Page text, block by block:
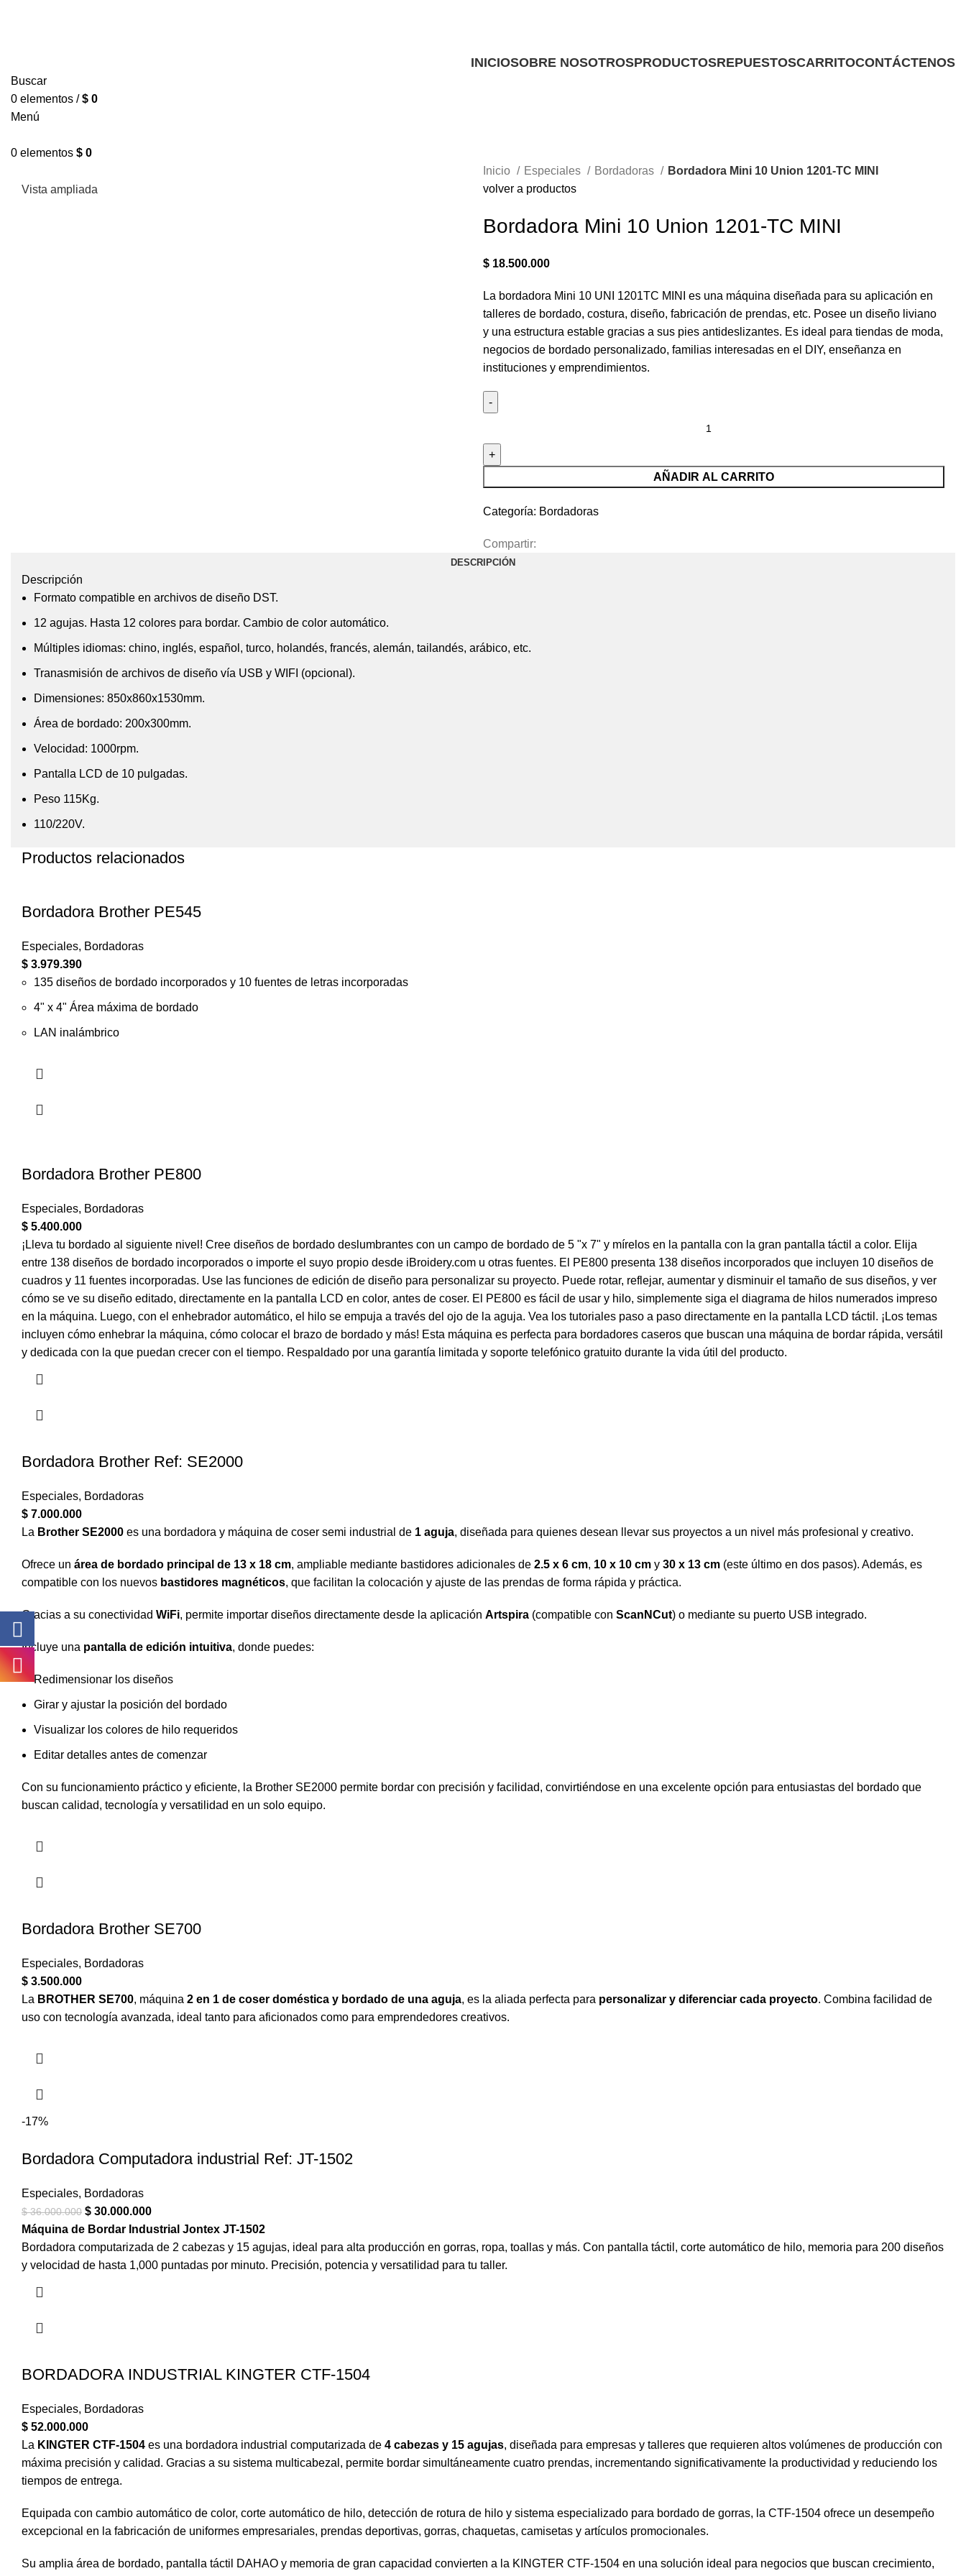
INICIOSOBRE NOSOTROSPRODUCTOSREPUESTOSCARRITOCONTÁCTENOS
Buscar
0 elementos / $ 0
Menú
0 elementos $ 0
Vista ampliada
Inicio Especiales Bordadoras
Bordadora Mini 10 Union 1201-TC MINI
volver a productos
Bordadora Mini 10 Union 1201-TC MINI
$ 18.500.000
La bordadora Mini 10 UNI 1201TC MINI es una máquina diseñada para su aplicación en
talleres de bordado, costura, diseño, fabricación de prendas, etc. Posee un diseño liviano
y una estructura estable gracias a sus pies antideslizantes. Es ideal para tiendas de moda,
negocios de bordado personalizado, familias interesadas en el DIY, enseñanza en
instituciones y emprendimientos.
AÑADIR AL CARRITO
Categoría: Bordadoras
Compartir:
DESCRIPCIÓN
Descripción
Formato compatible en archivos de diseño DST.
12 agujas. Hasta 12 colores para bordar. Cambio de color automático.
Múltiples idiomas: chino, inglés, español, turco, holandés, francés, alemán, tailandés, arábico, etc.
Tranasmisión de archivos de diseño vía USB y WIFI (opcional).
Dimensiones: 850x860x1530mm.
Área de bordado: 200x300mm.
Velocidad: 1000rpm.
Pantalla LCD de 10 pulgadas.
Peso 115Kg.
110/220V.
Productos relacionados
Bordadora Brother PE545
Especiales, Bordadoras
$ 3.979.390
135 diseños de bordado incorporados y 10 fuentes de letras incorporadas
4" x 4" Área máxima de bordado
LAN inalámbrico
Bordadora Brother PE800
Especiales, Bordadoras
$ 5.400.000
¡Lleva tu bordado al siguiente nivel! Cree diseños de bordado deslumbrantes con un campo de bordado de 5 "x 7" y mírelos en la pantalla con la gran pantalla táctil a color. Elija
entre 138 diseños de bordado incorporados o importe el suyo propio desde iBroidery.com u otras fuentes. El PE800 presenta 138 diseños incorporados que incluyen 10 diseños de
cuadros y 11 fuentes incorporadas. Use las funciones de edición de diseño para personalizar su proyecto. Puede rotar, reflejar, aumentar y disminuir el tamaño de sus diseños, y ver
cómo se ve su diseño editado, directamente en la pantalla LCD en color, antes de coser. El PE800 es fácil de usar y hilo, simplemente siga el diagrama de hilos numerados impreso
en la máquina. Luego, con el enhebrador automático, el hilo se empuja a través del ojo de la aguja. Vea los tutoriales paso a paso directamente en la pantalla LCD táctil. ¡Los temas
incluyen cómo enhebrar la máquina, cómo colocar el brazo de bordado y más! Esta máquina es perfecta para bordadores caseros que buscan una máquina de bordar rápida, versátil
y dedicada con la que puedan crecer con el tiempo. Respaldado por una garantía limitada y soporte telefónico gratuito durante la vida útil del producto.
Bordadora Brother Ref: SE2000
Especiales, Bordadoras
$ 7.000.000
La Brother SE2000 es una bordadora y máquina de coser semi industrial de 1 aguja, diseñada para quienes desean llevar sus proyectos a un nivel más profesional y creativo.
Ofrece un área de bordado principal de 13 x 18 cm, ampliable mediante bastidores adicionales de 2.5 x 6 cm, 10 x 10 cm y 30 x 13 cm (este último en dos pasos). Además, es
compatible con los nuevos bastidores magnéticos, que facilitan la colocación y ajuste de las prendas de forma rápida y práctica.
Gracias a su conectividad WiFi, permite importar diseños directamente desde la aplicación Artspira (compatible con ScanNCut) o mediante su puerto USB integrado.
Incluye una pantalla de edición intuitiva, donde puedes:
Redimensionar los diseños
Girar y ajustar la posición del bordado
Visualizar los colores de hilo requeridos
Editar detalles antes de comenzar
Con su funcionamiento práctico y eficiente, la Brother SE2000 permite bordar con precisión y facilidad, convirtiéndose en una excelente opción para entusiastas del bordado que
buscan calidad, tecnología y versatilidad en un solo equipo.
Bordadora Brother SE700
Especiales, Bordadoras
$ 3.500.000
La BROTHER SE700, máquina 2 en 1 de coser doméstica y bordado de una aguja, es la aliada perfecta para personalizar y diferenciar cada proyecto. Combina facilidad de
uso con tecnología avanzada, ideal tanto para aficionados como para emprendedores creativos.
-17%
Bordadora Computadora industrial Ref: JT-1502
Especiales, Bordadoras
$36.000.000 $ 30.000.000
Máquina de Bordar Industrial Jontex JT-1502
Bordadora computarizada de 2 cabezas y 15 agujas, ideal para alta producción en gorras, ropa, toallas y más. Con pantalla táctil, corte automático de hilo, memoria para 200 diseños
y velocidad de hasta 1,000 puntadas por minuto. Precisión, potencia y versatilidad para tu taller.
BORDADORA INDUSTRIAL KINGTER CTF-1504
Especiales, Bordadoras
$ 52.000.000
La KINGTER CTF-1504 es una bordadora industrial computarizada de 4 cabezas y 15 agujas, diseñada para empresas y talleres que requieren altos volúmenes de producción con
máxima precisión y calidad. Gracias a su sistema multicabezal, permite bordar simultáneamente cuatro prendas, incrementando significativamente la productividad y reduciendo los
tiempos de entrega.
Equipada con cambio automático de color, corte automático de hilo, detección de rotura de hilo y sistema especializado para bordado de gorras, la CTF-1504 ofrece un desempeño
excepcional en la fabricación de uniformes empresariales, prendas deportivas, gorras, chaquetas, camisetas y artículos promocionales.
Su amplia área de bordado, pantalla táctil DAHAO y memoria de gran capacidad convierten a la KINGTER CTF-1504 en una solución ideal para negocios que buscan crecimiento,